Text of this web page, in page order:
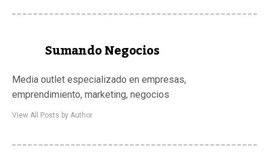
Sumando Negocios
Media outlet especializado en empresas,
emprendimiento, marketing, negocios
View All Posts by Author